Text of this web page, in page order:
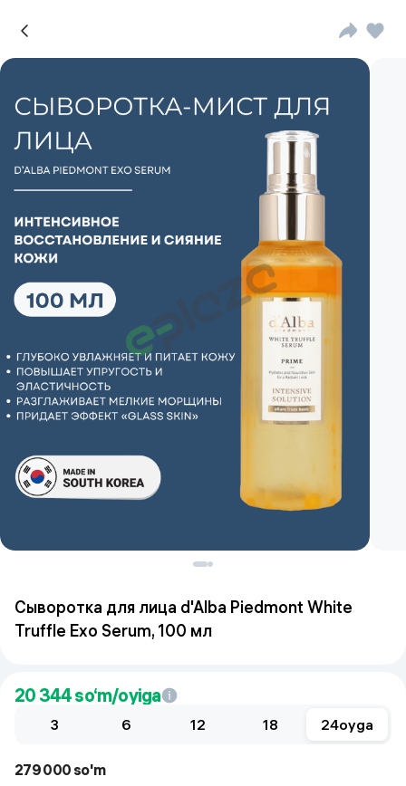
Сыворотка для лица d'Alba Piedmont White
Truffle Exo Serum, 100 мл
20 344so‘m/oyiga
3 6 12 18 24oyga
279 000 so'm